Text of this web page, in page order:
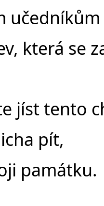
která se
jíst tento
pít,
památku.